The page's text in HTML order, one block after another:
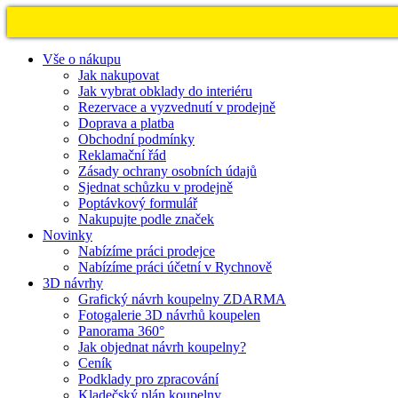
Vše o nákupu
Jak nakupovat
Jak vybrat obklady do interiéru
Rezervace a vyzvednutí v prodejně
Doprava a platba
Obchodní podmínky
Reklamační řád
Zásady ochrany osobních údajů
Sjednat schůzku v prodejně
Poptávkový formulář
Nakupujte podle značek
Novinky
Nabízíme práci prodejce
Nabízíme práci účetní v Rychnově
3D návrhy
Grafický návrh koupelny ZDARMA
Fotogalerie 3D návrhů koupelen
Panorama 360°
Jak objednat návrh koupelny?
Ceník
Podklady pro zpracování
Kladečský plán koupelny